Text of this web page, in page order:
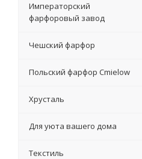
Императорский
фарфоровый завод
Чешский фарфор
Польский фарфор Сmielow
Хрусталь
Для уюта вашего дома
Текстиль